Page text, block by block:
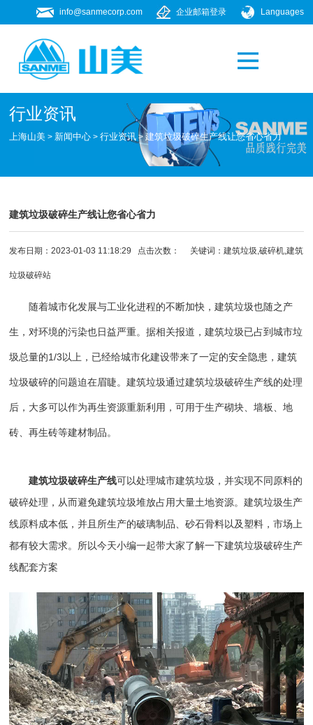
Languages
企业邮箱登录
info@sanmecorp.com
行业资讯
上海山美 > 新闻中心 >行业资讯 >建筑垃圾破碎生产线让您省心省力
建筑垃圾破碎生产线让您省心省力
发布日期：2023-01-03 11:18:29 点击次数： 关键词：建筑垃圾,破碎机 ,建筑
垃圾破碎站
随着城市化发展与工业化进程的不断加快，建筑垃圾也随之产
生，对环境的污染也日益严重。据相关报道，建筑垃圾已占到城市垃
圾总量的1/3以上，已经给城市化建设带来了一定的安全隐患，建筑
垃圾破碎的问题迫在眉睫。建筑垃圾通过建筑垃圾破碎生产线的处理
后，大多可以作为再生资源重新利用，可用于生产砌块、墙板、地
砖、再生砖等建材制品。
建筑垃圾破碎生产线可以处理城市建筑垃圾，并实现不同原料的
破碎处理，从而避免建筑垃圾堆放占用大量土地资源。建筑垃圾生产
线原料成本低，并且所生产的破璃制品、砂石骨料以及塑料，市场上
都有较大需求。所以今天小编一起带大家了解一下建筑垃圾破碎生产
线配套方案